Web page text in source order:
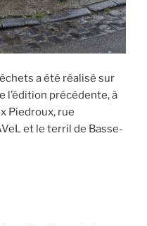
a été réalisé sur
l’édition précédente, à
Piedroux, rue
et le terril de Basse-